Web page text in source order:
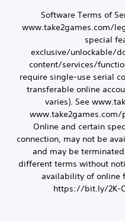
Software Terms of
www.take2games.com/
special
exclusive/unlockable/
content/services/
require single-use serial
transferable online
varies). See
Online and certain
connection, may not be
and may be
different terms without
availability of online
https://bit.ly/2K-